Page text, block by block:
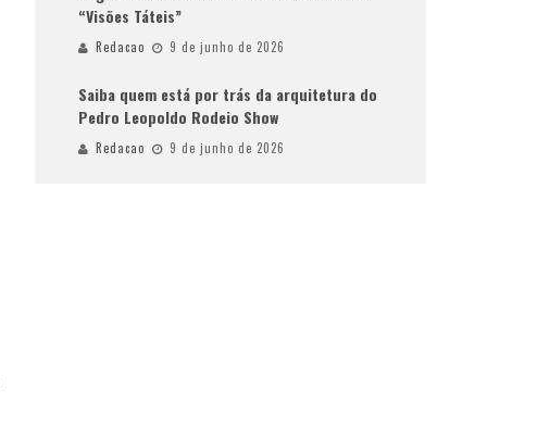
“Visões Táteis”
Redacao 9 de junho de 2026
Saiba quem está por trás da arquitetura do
Pedro Leopoldo Rodeio Show
Redacao 9 de junho de 2026